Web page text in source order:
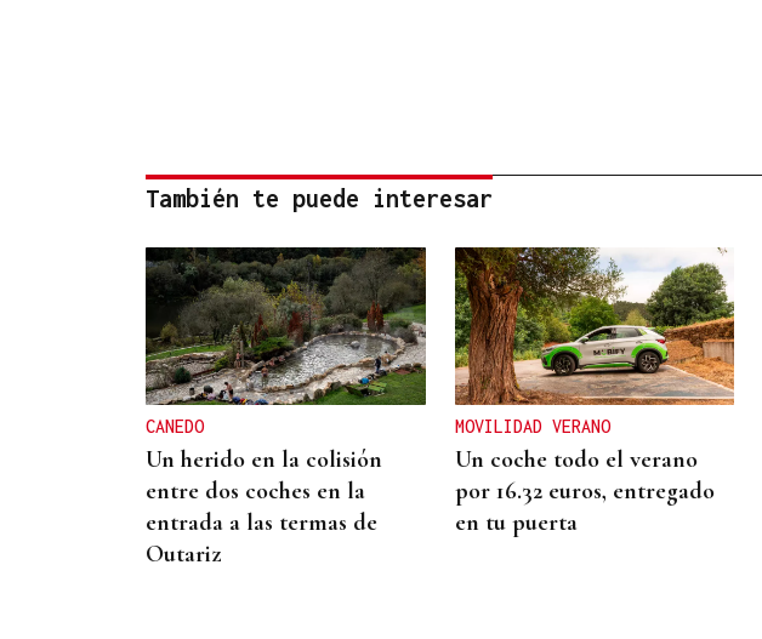
También te puede interesar
CANEDO
Un herido en la colisión
entre dos coches en la
entrada a las termas de
Outariz
MOVILIDAD VERANO
Un coche todo el verano
por 16.32 euros, entregado
en tu puerta